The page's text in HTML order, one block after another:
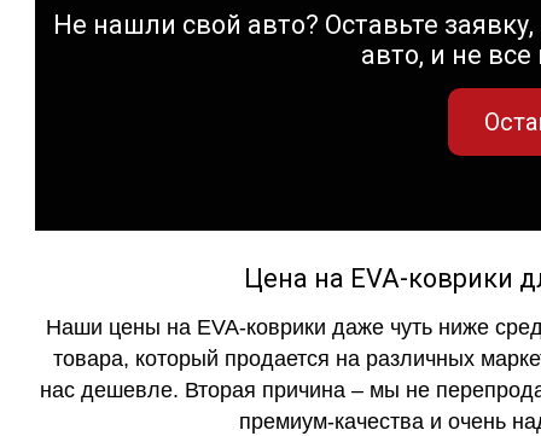
Не нашли свой авто? Оставьте
авто, и не все
Цена на EVA-коврики
Наши цены на EVA-коврики даже чуть ниже
товара, который продается на различных
нас дешевле. Вторая причина – мы не
премиум-качества и очень